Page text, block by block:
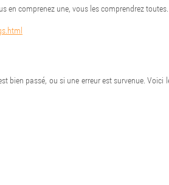
en comprenez une, vous les comprendrez toutes.
bien passé, ou si une erreur est survenue. Voici